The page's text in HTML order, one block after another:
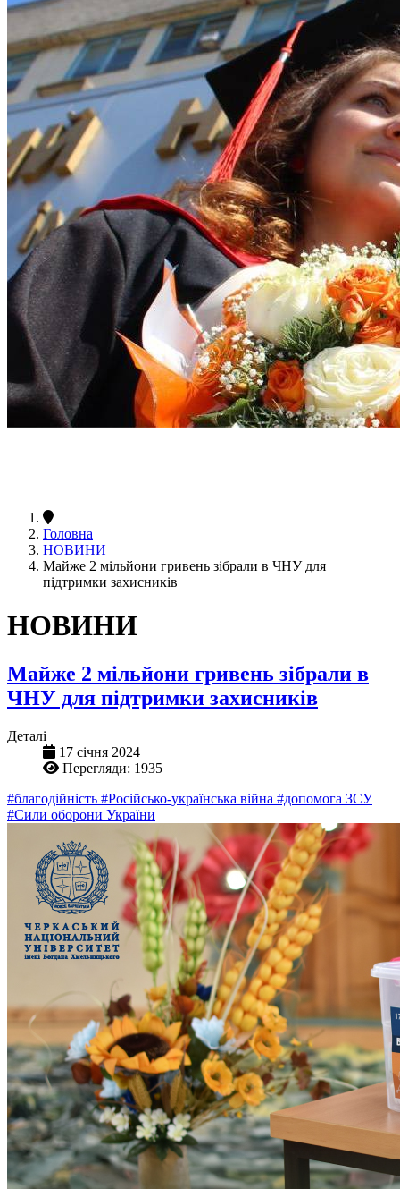
Головна
НОВИНИ
Майже 2 мільйони гривень зібрали в ЧНУ для
підтримки захисників
НОВИНИ
Майже 2 мільйони гривень зібрали в
ЧНУ для підтримки захисників
Деталі
17 січня 2024
Перегляди: 1935
#благодійність #Російсько-українська війна #допомога ЗСУ
#Сили оборони України